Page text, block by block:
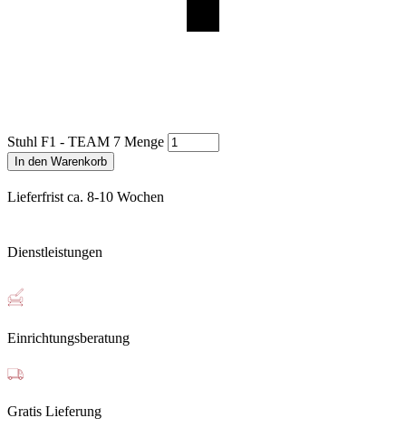
Stuhl F1 - TEAM 7 Menge
In den Warenkorb
Lieferfrist ca. 8-10 Wochen
Dienstleistungen
Einrichtungsberatung
Gratis Lieferung